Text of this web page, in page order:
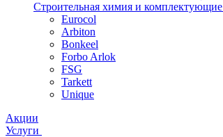
Строительная химия и комплектующие
Eurocol
Arbiton
Bonkeel
Forbo Arlok
FSG
Tarkett
Unique
Акции
Услуги